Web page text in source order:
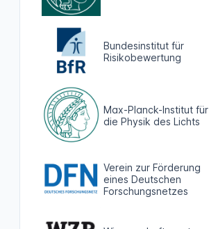
Bundesinstitut für
Risikobewertung
Max-Planck-Institut für
die Physik des Lichts
Verein zur Förderung
eines Deutschen
Forschungsnetzes